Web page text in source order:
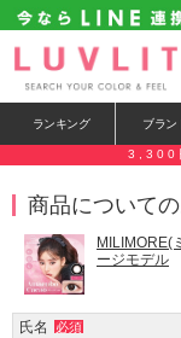
ランキング ブラン
3,300
商品について
MILIMORE(
ージモデル
氏名 必須